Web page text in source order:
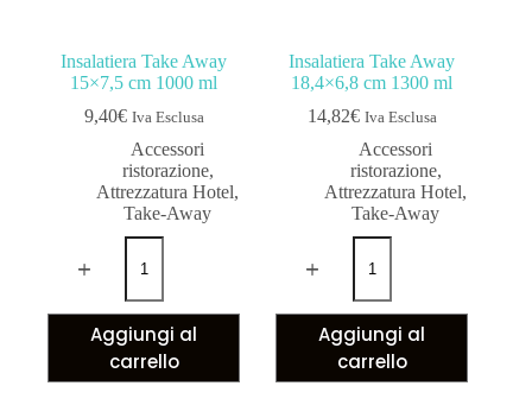
Insalatiera Take Away
15×7,5 cm 1000 ml
9,40€ Iva Esclusa
Accessori
ristorazione,
Attrezzatura Hotel,
Take-Away
Aggiungi al
carrello
Insalatiera Take Away
18,4×6,8 cm 1300 ml
14,82€ Iva Esclusa
Accessori
ristorazione,
Attrezzatura Hotel,
Take-Away
Aggiungi al
carrello